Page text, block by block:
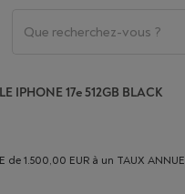
IPHONE 17e 512GB BLACK
de 1.500,00 EUR à un TAUX